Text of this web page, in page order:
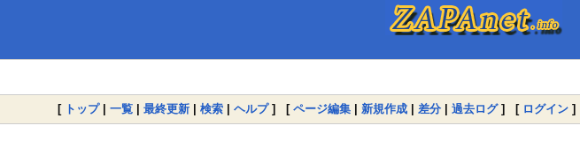
[ トップ| 一覧 | 最終更新 | 検索 | ヘルプ] [ ページ編集 | 新規作成 | 差分 | 過去ログ] [ ログイン ]